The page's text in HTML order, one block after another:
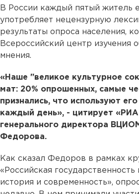
В России каждый пятый житель
употребляет нецензурную
результаты опроса населения,
Всероссийский центр изучения
мнения.
«Наше "великое культурное
мат: 20% опрошенных, самые
признались, что используют
каждый день», - цитирует
генерального директора
Федорова.
Как сказал Федоров в рамках
«Российская государственность
история и современность»,